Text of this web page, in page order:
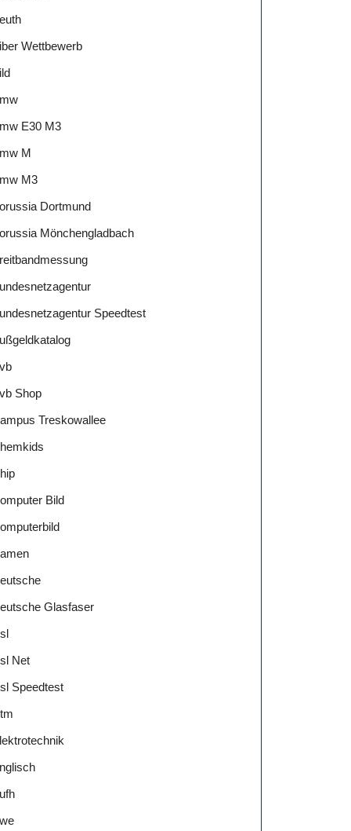
Wettbewerb
E30 M3
M
M3
Dortmund
Mönchengladbach
Speedtest
Shop
Treskowallee
Bild
Glasfaser
Net
Speedtest